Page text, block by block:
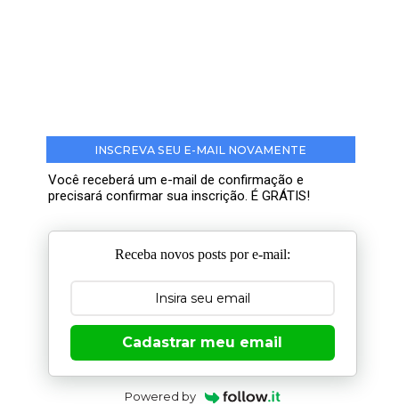
INSCREVA SEU E-MAIL NOVAMENTE
Você receberá um e-mail de confirmação e
precisará confirmar sua inscrição. É GRÁTIS!
Receba novos posts por e-mail:
Cadastrar meu email
Powered by